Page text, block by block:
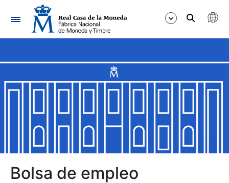
Navegación
Mostrar/Ocultar
Mostrar/Ocultar
Mostrar/Ocultar
Bolsa de empleo